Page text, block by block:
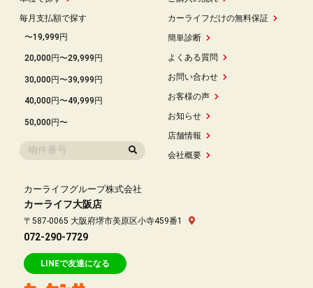
毎月支払額で探す
〜19,999円
20,000円〜29,999円
30,000円〜39,999円
40,000円〜49,999円
50,000円〜
カーライフだけの無料保証
簡単診断
よくある質問
お問い合わせ
お客様の声
お知らせ
店舗情報
会社概要
カーライフグループ株式会社
カーライフ大阪店
〒587-0065 大阪府堺市美原区小寺459番1
072-290-7729
LINEで友達になる